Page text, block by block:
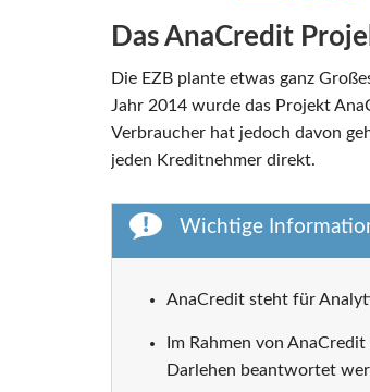
Das AnaCredit
Die EZB plante etwas ganz
Jahr 2014 wurde das Projekt
Verbraucher hat jedoch davon
jeden Kreditnehmer direkt.
Wichtige
AnaCredit steht für
Im Rahmen von
Darlehen beantwortet